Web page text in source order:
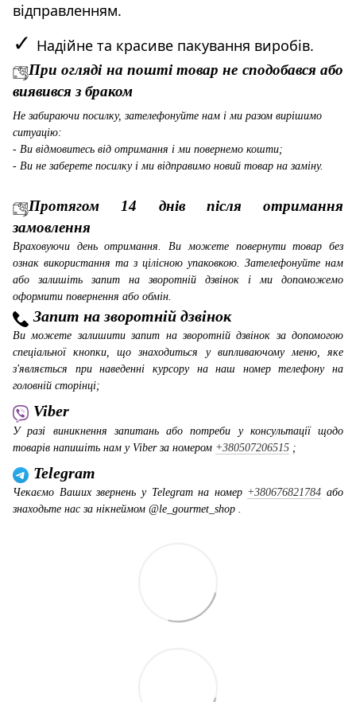
відправленням.
✓ Надійне та красиве пакування виробів.
При огляді на пошті товар не сподобався або
виявився з браком
Не забираючи посилку, зателефонуйте нам і ми разом вирішимо
ситуацію:
- Ви відмовитесь від отримання і ми повернемо кошти;
- Ви не заберете посилку і ми відправимо новий товар на заміну.
Протягом 14 днів після отримання
замовлення
Враховуючи день отримання. Ви можете повернути товар без
ознак використання та з цілісною упаковкою. Зателефонуйте нам
або залишіть запит на зворотній дзвінок і ми допоможемо
оформити повернення або обмін.
Запит на зворотній дзвінок
Ви можете залишити запит на зворотній дзвінок за допомогою
спеціальної кнопки, що знаходиться у випливаючому меню, яке
з'являється при наведенні курсору на наш номер телефону на
головній сторінці;
Viber
У разі виникнення запитань або потреби у консультації щодо
товарів напишіть нам у Viber за номером +380507206515 ;
Telegram
Чекаємо Ваших звернень у Telegram на номер +380676821784 або
знаходьте нас за нікнеймом @le_gourmet_shop .